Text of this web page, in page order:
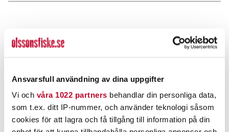
Ansvarsfull användning av dina uppgifter
Vi och våra 1022 partners behandlar din personliga data,
som t.ex. ditt IP-nummer, och använder teknologi såsom
cookies för att lagra och få tillgång till information på din
POPULÄRT JUST NU